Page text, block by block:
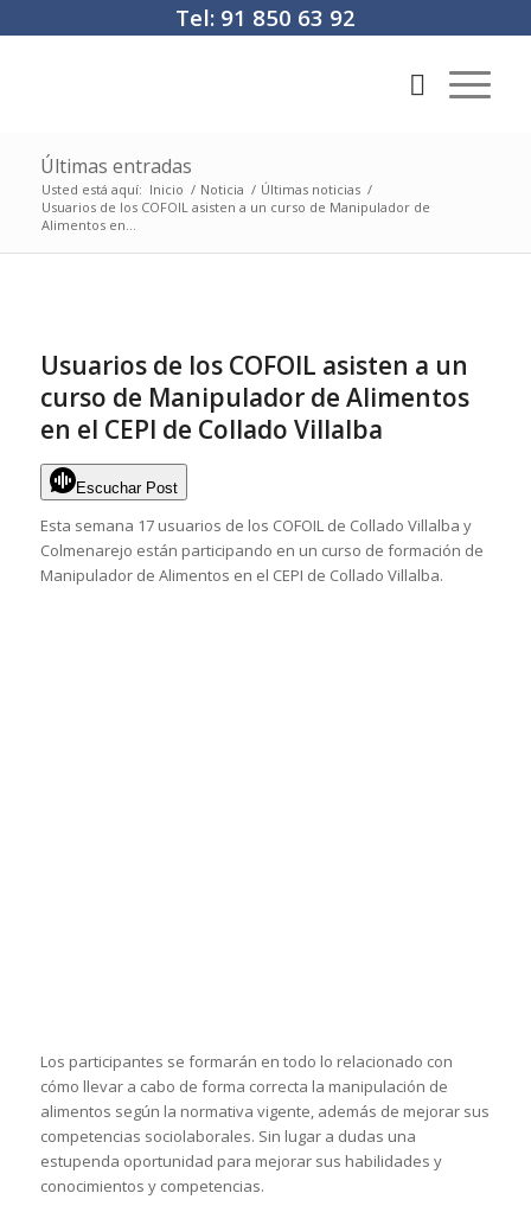
Tel: 91 850 63 92
Últimas entradas
Usted está aquí: Inicio / Noticia / Últimas noticias /
Usuarios de los COFOIL asisten a un curso de Manipulador de
Alimentos en...
Usuarios de los COFOIL asisten a un
curso de Manipulador de Alimentos
en el CEPI de Collado Villalba
Escuchar Post
Esta semana 17 usuarios de los COFOIL de Collado Villalba y
Colmenarejo están participando en un curso de formación de
Manipulador de Alimentos en el CEPI de Collado Villalba.
Los participantes se formarán en todo lo relacionado con
cómo llevar a cabo de forma correcta la manipulación de
alimentos según la normativa vigente, además de mejorar sus
competencias sociolaborales. Sin lugar a dudas una
estupenda oportunidad para mejorar sus habilidades y
conocimientos y competencias.